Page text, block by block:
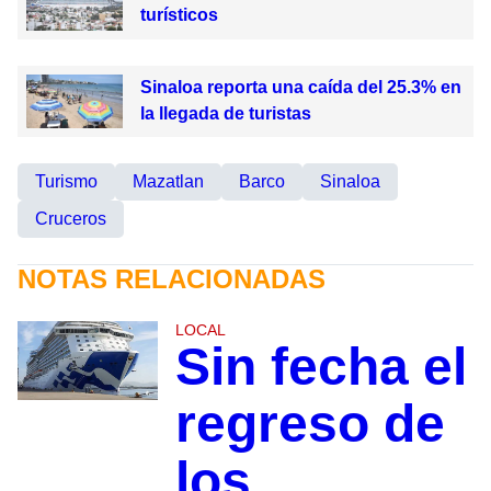
turísticos
Sinaloa reporta una caída del 25.3% en
la llegada de turistas
Turismo Mazatlan Barco
Sinaloa
Cruceros
NOTAS RELACIONADAS
LOCAL
Sin fecha el
regreso de